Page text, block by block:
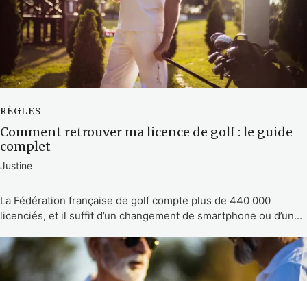
RÈGLES
Comment retrouver ma licence de golf : le guide
complet
Justine
La Fédération française de golf compte plus de 440 000
licenciés, et il suffit d’un changement de smartphone ou d’un...